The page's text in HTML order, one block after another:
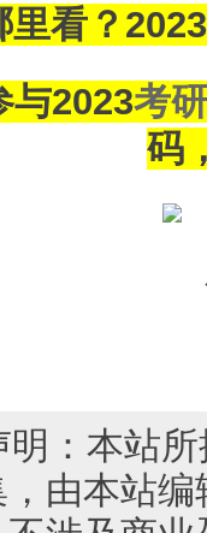
里看？2023
与2023考研
码
明：本站
，由本站